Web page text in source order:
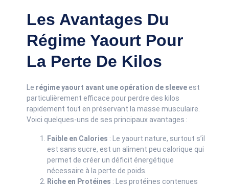
Les Avantages Du
Régime Yaourt Pour
La Perte De Kilos
Le régime yaourt avant une opération de sleeve est
particulièrement efficace pour perdre des kilos
rapidement tout en préservant la masse musculaire.
Voici quelques-uns de ses principaux avantages :
Faible en Calories : Le yaourt nature, surtout s’il
est sans sucre, est un aliment peu calorique qui
permet de créer un déficit énergétique
nécessaire à la perte de poids.
Riche en Protéines : Les protéines contenues